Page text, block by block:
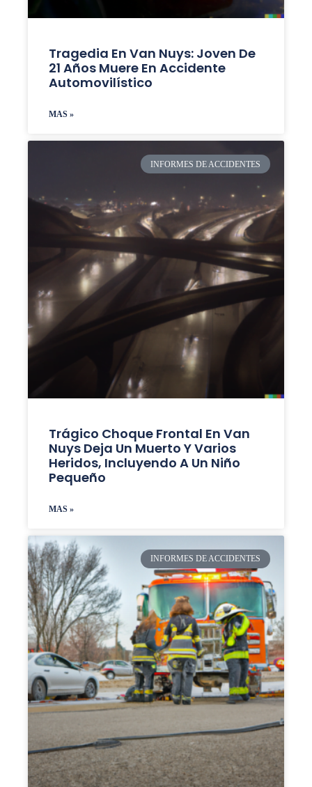
Tragedia En Van Nuys: Joven De
21 Años Muere En Accidente
Automovilístico
MAS »
INFORMES DE ACCIDENTES
Trágico Choque Frontal En Van
Nuys Deja Un Muerto Y Varios
Heridos, Incluyendo A Un Niño
Pequeño
MAS »
INFORMES DE ACCIDENTES